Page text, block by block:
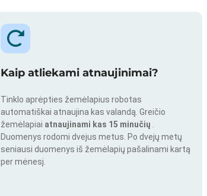
Kaip atliekami atnaujinimai?
Tinklo aprėpties žemėlapius robotas
automatiškai atnaujina kas valandą. Greičio
žemėlapiai atnaujinami kas 15 minučių
Duomenys rodomi dvejus metus. Po dvejų metų
seniausi duomenys iš žemėlapių pašalinami kartą
per mėnesį.